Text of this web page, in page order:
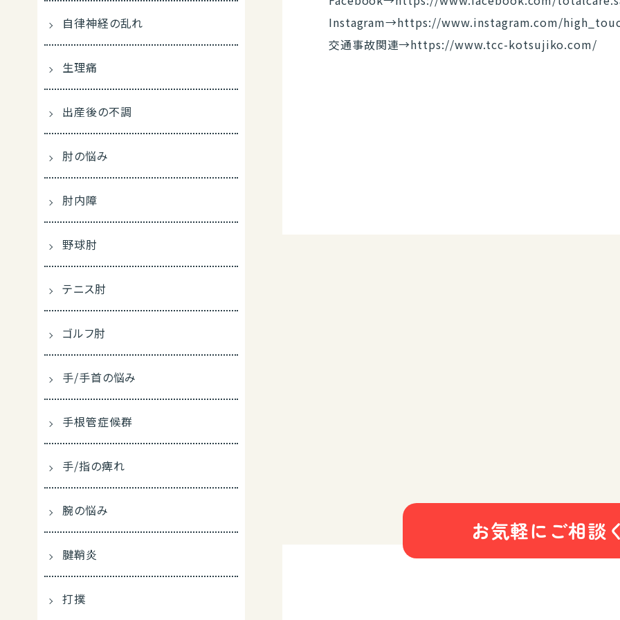
Instagram→https://www.instagram.com/
交通事故関連→https://www.tcc-kotsujiko.com/
お気軽にご相談
自律神経の乱れ
生理痛
出産後の不調
肘の悩み
肘内障
野球肘
テニス肘
ゴルフ肘
手/手首の悩み
手根管症候群
手/指の痺れ
腕の悩み
腱鞘炎
打撲